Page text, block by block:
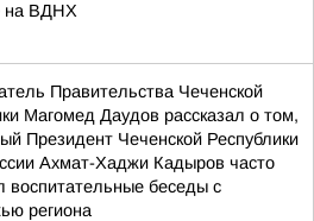
на ВДНХ
Правительства Чеченской
Магомед Даудов рассказал о том,
Президент Чеченской Республики
Ахмат-Хаджи Кадыров часто
воспитательные беседы с
региона